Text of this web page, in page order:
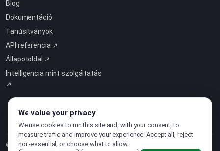
Blog
Dokumentáció
Tanúsítványok
API referencia ↗
Állapotoldal ↗
Intelligencia mint szolgáltatás
↗
© 2026 CloudSigma Holding AG.Minden jog fenntartva
We value your privacy
We use cookies to run this site and, with your consent, to
measure traffic and improve your experience. Accept all, reject
non-essential, or choose what to allow.